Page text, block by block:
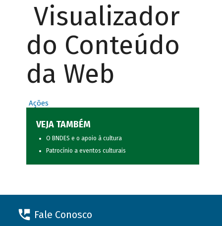
Visualizador
do Conteúdo
da Web
Ações
VEJA TAMBÉM
O BNDES e o apoio à cultura
Patrocínio a eventos culturais
Fale Conosco